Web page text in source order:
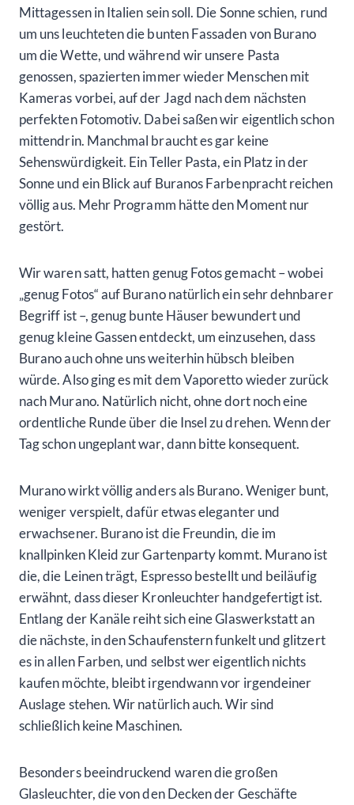
Mittagessen in Italien sein soll. Die Sonne schien, rund
um uns leuchteten die bunten Fassaden von Burano
um die Wette, und während wir unsere Pasta
genossen, spazierten immer wieder Menschen mit
Kameras vorbei, auf der Jagd nach dem nächsten
perfekten Fotomotiv. Dabei saßen wir eigentlich schon
mittendrin. Manchmal braucht es gar keine
Sehenswürdigkeit. Ein Teller Pasta, ein Platz in der
Sonne und ein Blick auf Buranos Farbenpracht reichen
völlig aus. Mehr Programm hätte den Moment nur
gestört.
Wir waren satt, hatten genug Fotos gemacht – wobei
„genug Fotos“ auf Burano natürlich ein sehr dehnbarer
Begriff ist –, genug bunte Häuser bewundert und
genug kleine Gassen entdeckt, um einzusehen, dass
Burano auch ohne uns weiterhin hübsch bleiben
würde. Also ging es mit dem Vaporetto wieder zurück
nach Murano. Natürlich nicht, ohne dort noch eine
ordentliche Runde über die Insel zu drehen. Wenn der
Tag schon ungeplant war, dann bitte konsequent.
Murano wirkt völlig anders als Burano. Weniger bunt,
weniger verspielt, dafür etwas eleganter und
erwachsener. Burano ist die Freundin, die im
knallpinken Kleid zur Gartenparty kommt. Murano ist
die, die Leinen trägt, Espresso bestellt und beiläufig
erwähnt, dass dieser Kronleuchter handgefertigt ist.
Entlang der Kanäle reiht sich eine Glaswerkstatt an
die nächste, in den Schaufenstern funkelt und glitzert
es in allen Farben, und selbst wer eigentlich nichts
kaufen möchte, bleibt irgendwann vor irgendeiner
Auslage stehen. Wir natürlich auch. Wir sind
schließlich keine Maschinen.
Besonders beeindruckend waren die großen
Glasleuchter, die von den Decken der Geschäfte